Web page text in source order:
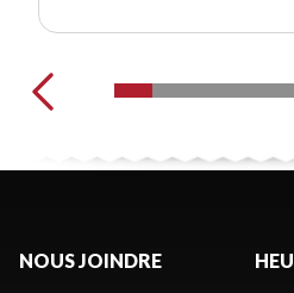
NOUS JOINDRE